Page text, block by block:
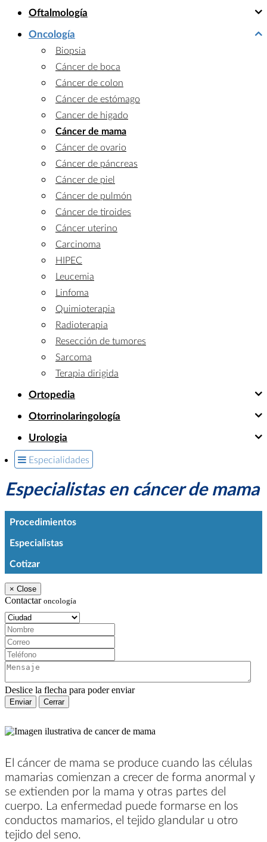
Oftalmología
Oncología
Biopsia
Cáncer de boca
Cáncer de colon
Cáncer de estómago
Cancer de higado
Cáncer de mama
Cáncer de ovario
Cáncer de páncreas
Cáncer de piel
Cáncer de pulmón
Cáncer de tiroides
Cáncer uterino
Carcinoma
HIPEC
Leucemia
Linfoma
Quimioterapia
Radioterapia
Resección de tumores
Sarcoma
Terapia dirigida
Ortopedia
Otorrinolaringología
Urologia
Especialidades
Especialistas en cáncer de mama
Procedimientos
Especialistas
Cotizar
× Close
Contactar oncología
Ciudad:
Nombre:
Correo:
Teléfono:
Mensaje:
Deslice la flecha para poder enviar
Enviar Cerrar
El cáncer de mama se produce cuando las células
mamarias comienzan a crecer de forma anormal y
se extienden por la mama y otras partes del
cuerpo. La enfermedad puede formarse en los
conductos mamarios, el tejido glandular u otro
tejido del seno.